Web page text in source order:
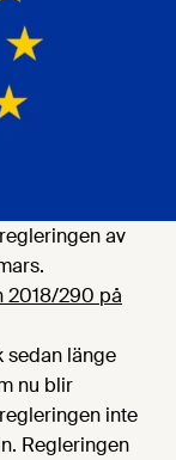
av
2018/290 på
sedan länge
nu blir
inte
Regleringen